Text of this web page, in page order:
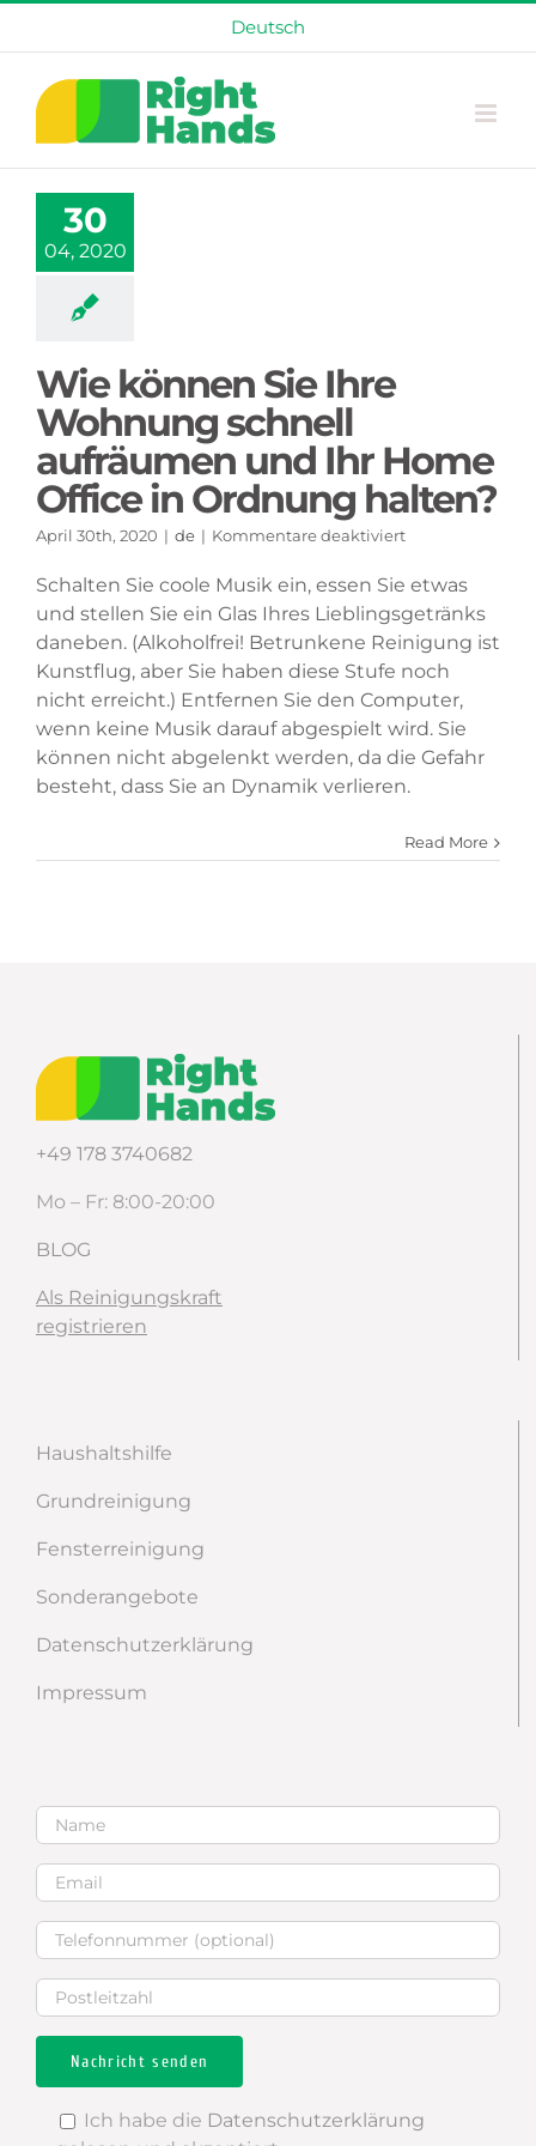
Deutsch
30
04, 2020
Wie können Sie Ihre
Wohnung schnell
aufräumen und Ihr Home
Office in Ordnung halten?
April 30th, 2020 | de | Kommentare deaktiviertfür
können
Ihre
Wohnung
schnell
aufräumen
und
Ihr
Home
Office
halten?
Schalten Sie coole Musik ein, essen Sie etwas
und stellen Sie ein Glas Ihres Lieblingsgetränks
daneben. (Alkoholfrei! Betrunkene Reinigung ist
Kunstflug, aber Sie haben diese Stufe noch
nicht erreicht.) Entfernen Sie den Computer,
wenn keine Musik darauf abgespielt wird. Sie
können nicht abgelenkt werden, da die Gefahr
besteht, dass Sie an Dynamik verlieren.
Read More
+49 178 3740682
Mo – Fr: 8:00-20:00
BLOG
Als Reinigungskraft
registrieren
Haushaltshilfe
Grundreinigung
Fensterreinigung
Sonderangebote
Datenschutzerklärung
Impressum
Ich habe die Datenschutzerklärung